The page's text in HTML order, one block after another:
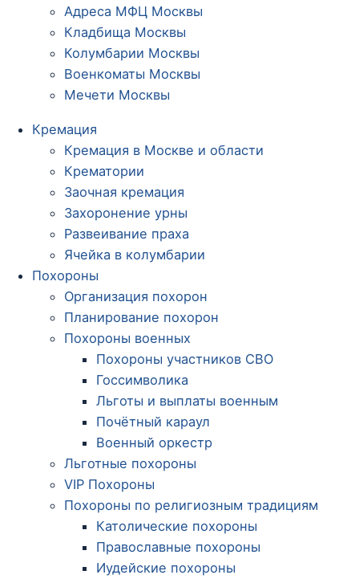
Адреса МФЦ Москвы
Кладбища Москвы
Колумбарии Москвы
Военкоматы Москвы
Мечети Москвы
Кремация
Кремация в Москве и области
Крематории
Заочная кремация
Захоронение урны
Развеивание праха
Ячейка в колумбарии
Похороны
Организация похорон
Планирование похорон
Похороны военных
Похороны участников СВО
Госсимволика
Льготы и выплаты военным
Почётный караул
Военный оркестр
Льготные похороны
VIP Похороны
Похороны по религиозным традициям
Католические похороны
Православные похороны
Иудейские похороны